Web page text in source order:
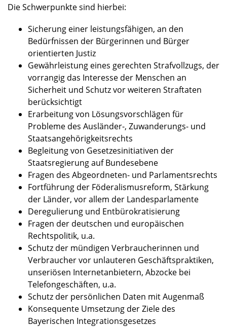
Die Schwerpunkte sind hierbei:
Sicherung einer leistungsfähigen, an den
Bedürfnissen der Bürgerinnen und Bürger
orientierten Justiz
Gewährleistung eines gerechten Strafvollzugs, der
vorrangig das Interesse der Menschen an
Sicherheit und Schutz vor weiteren Straftaten
berücksichtigt
Erarbeitung von Lösungsvorschlägen für
Probleme des Ausländer-, Zuwanderungs- und
Staatsangehörigkeitsrechts
Begleitung von Gesetzesinitiativen der
Staatsregierung auf Bundesebene
Fragen des Abgeordneten- und Parlamentsrechts
Fortführung der Föderalismusreform, Stärkung
der Länder, vor allem der Landesparlamente
Deregulierung und Entbürokratisierung
Fragen der deutschen und europäischen
Rechtspolitik, u.a.
Schutz der mündigen Verbraucherinnen und
Verbraucher vor unlauteren Geschäftspraktiken,
unseriösen Internetanbietern, Abzocke bei
Telefongeschäften, u.a.
Schutz der persönlichen Daten mit Augenmaß
Konsequente Umsetzung der Ziele des
Bayerischen Integrationsgesetzes